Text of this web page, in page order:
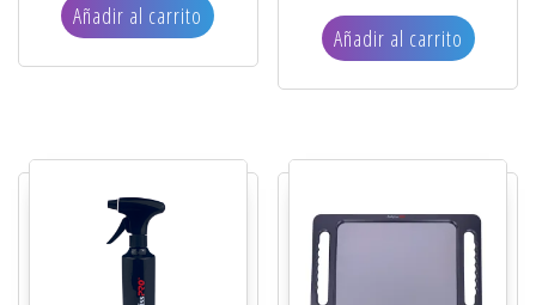
Añadir al carrito
Añadir al carrito